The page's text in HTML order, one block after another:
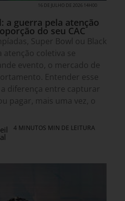
16 DE JULHO DE 2026 14H00
a guerra pela atenção
do seu CAC
Super Bowl ou Black
atenção coletiva se
evento, o mercado de
Entender esse
diferença entre capturar
pagar, mais uma vez, o
4 MINUTOS MIN DE LEITURA